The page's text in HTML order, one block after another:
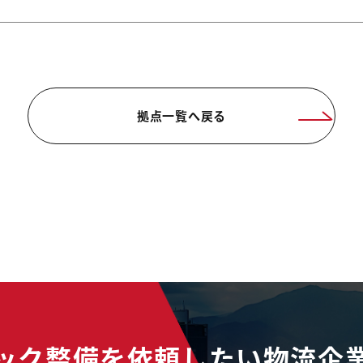
拠点一覧へ戻る